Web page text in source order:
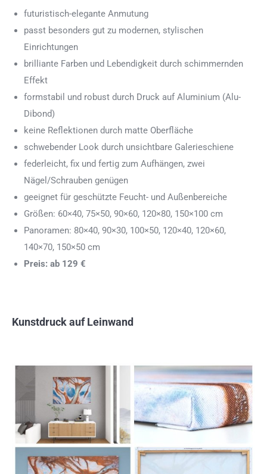
futuristisch-elegante Anmutung
passt besonders gut zu modernen, stylischen
Einrichtungen
brilliante Farben und Lebendigkeit durch schimmernden
Effekt
formstabil und robust durch Druck auf Aluminium (Alu-
Dibond)
keine Reflektionen durch matte Oberfläche
schwebender Look durch unsichtbare Galerieschiene
federleicht, fix und fertig zum Aufhängen, zwei
Nägel/Schrauben genügen
geeignet für geschützte Feucht- und Außenbereiche
Größen: 60×40, 75×50, 90×60, 120×80, 150×100 cm
Panoramen: 80×40, 90×30, 100×50, 120×40, 120×60,
140×70, 150×50 cm
Preis: ab 129 €
Kunstdruck auf Leinwand